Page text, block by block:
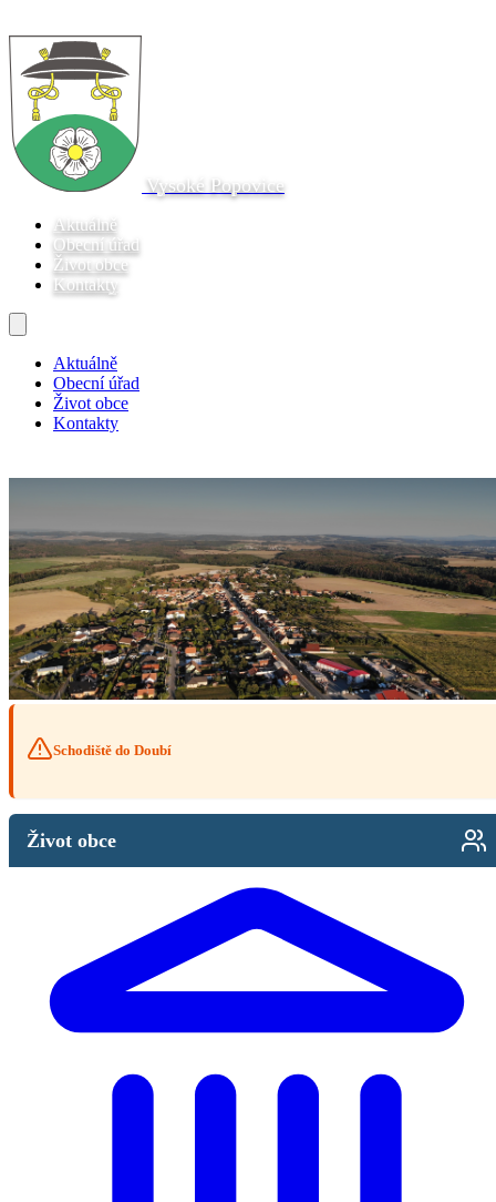
Vysoké Popovice
Aktuálně
Obecní úřad
Život obce
Kontakty
Aktuálně
Obecní úřad
Život obce
Kontakty
Schodiště do Doubí
Život obce